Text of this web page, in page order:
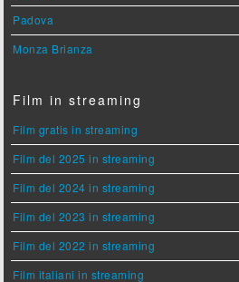
Padova
Monza Brianza
Film in streaming
Film gratis in streaming
Film del 2025 in streaming
Film del 2024 in streaming
Film del 2023 in streaming
Film del 2022 in streaming
Film italiani in streaming